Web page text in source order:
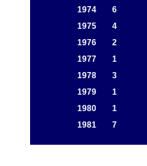
1974
6
1975
4
1976
2
1977
1
1978
3
1979
1
1980
1
1981
7